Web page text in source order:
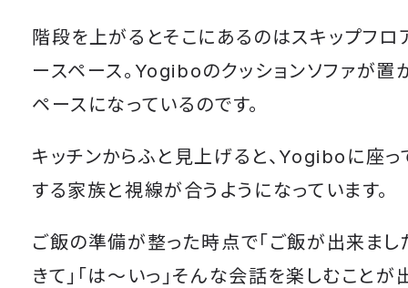
階段を上がるとそこにあるのはスキップフロ
ースペース。Yogiboのクッションソファが置
ペースになっているのです。
キッチンからふと見上げると、Yogiboに座っ
する家族と視線が合うようになっています。
ご飯の準備が整った時点で「ご飯が出来まし
きて」「は～いっ」そんな会話を楽しむことが